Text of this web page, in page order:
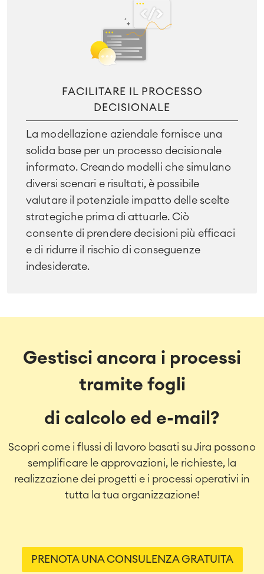
FACILITARE IL PROCESSO
DECISIONALE
La modellazione aziendale fornisce una
solida base per un processo decisionale
informato. Creando modelli che simulano
diversi scenari e risultati, è possibile
valutare il potenziale impatto delle scelte
strategiche prima di attuarle. Ciò
consente di prendere decisioni più efficaci
e di ridurre il rischio di conseguenze
indesiderate.
Gestisci ancora i processi
tramite fogli
di calcolo ed e-mail?
Scopri come i flussi di lavoro basati su Jira possono
semplificare le approvazioni, le richieste, la
realizzazione dei progetti e i processi operativi in
tutta la tua organizzazione!
PRENOTA UNA CONSULENZA GRATUITA